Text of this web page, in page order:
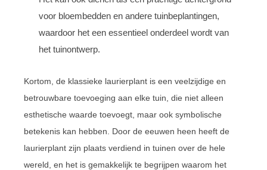
voor bloembedden en andere tuinbeplantingen,
waardoor het een essentieel onderdeel wordt van
het tuinontwerp.
Kortom, de klassieke laurierplant is een veelzijdige en
betrouwbare toevoeging aan elke tuin, die niet alleen
esthetische waarde toevoegt, maar ook symbolische
betekenis kan hebben. Door de eeuwen heen heeft de
laurierplant zijn plaats verdiend in tuinen over de hele
wereld, en het is gemakkelijk te begrijpen waarom het